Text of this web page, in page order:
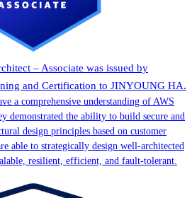
– Associate was issued by
and Certification to JINYOUNG HA.
a comprehensive understanding of AWS
demonstrated the ability to build secure and
design principles based on customer
able to strategically design well-architected
resilient, efficient, and fault-tolerant.